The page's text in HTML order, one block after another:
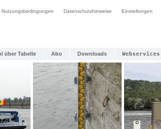
Nutzungsbedingungen Datenschutzhinweise Einstellungen
über Tabelle Abo Downloads Webservices